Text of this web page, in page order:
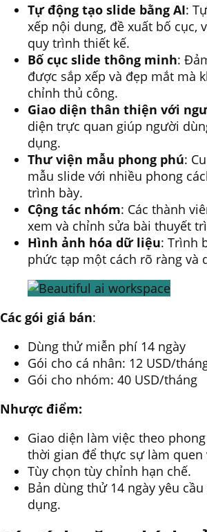
Tự động tạo slide bằng AI:
xếp nội dung, đề xuất bố cục,
quy trình thiết kế.
Bố cục slide thông minh:
được sắp xếp và đẹp mắt mà
chỉnh thủ công.
Giao diện thân thiện với
diện trực quan giúp người
dụng.
Thư viện mẫu phong phú:
mẫu slide với nhiều phong
trình bày.
Cộng tác nhóm: Các thành
xem và chỉnh sửa bài thuyết
Hình ảnh hóa dữ liệu: Trình
phức tạp một cách rõ ràng và
Các gói giá bán:
Dùng thử miễn phí 14 ngày
Gói cho cá nhân: 12 USD/
Gói cho nhóm: 40 USD/tháng
Nhược điểm:
Giao diện làm việc theo
thời gian để thực sự làm quen
Tùy chọn tùy chỉnh hạn chế.
Bản dùng thử 14 ngày yêu
dụng.